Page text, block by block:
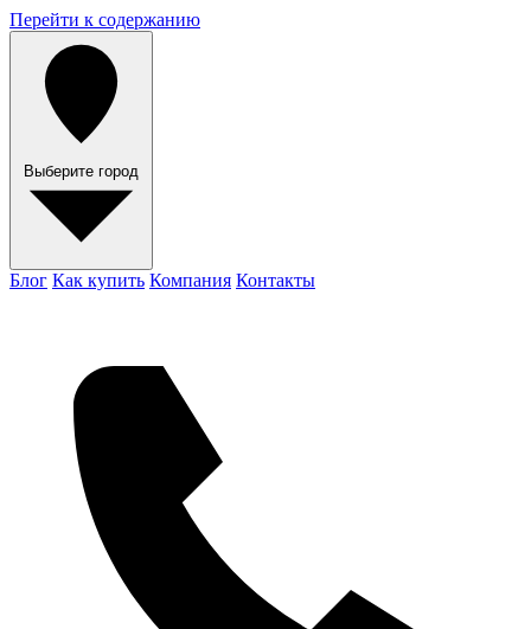
Перейти к содержанию
Выберите город
Блог Как купить Компания Контакты